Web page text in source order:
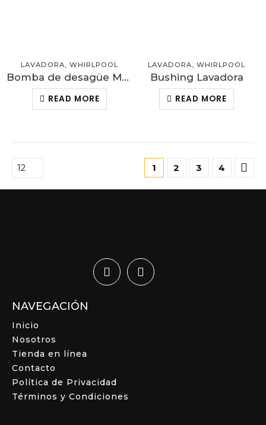
LAVADORA, WHIRLPOOL
Bomba de desagüe Mecánica
READ MORE
LAVADORA, WHIRLPOOL
Bushing Lavadora
READ MORE
1 2 3 4
NAVEGACIÓN
Inicio
Nosotros
Tienda en línea
Contacto
Política de Privacidad
Términos y Condiciones